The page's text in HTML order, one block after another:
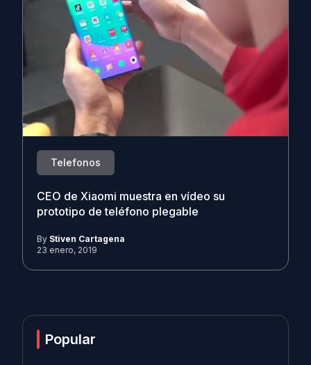
Telefonos
CEO de Xiaomi muestra en vídeo su
prototipo de teléfono plegable
By Stiven Cartagena
23 enero, 2019
Popular